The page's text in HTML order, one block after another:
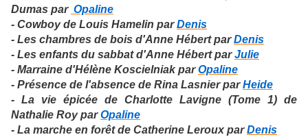
Dumas par Opaline
- Cowboy de Louis Hamelin parDenis
- Les chambres de bois d'Anne Hébert parDenis
- Les enfants du sabbat d'Anne Hébert parJulie
- Marraine d'Hélène Koscielniak parOpaline
- Présence de l'absence de Rina Lasnier parHeide
- La vie épicée de Charlotte Lavigne (Tome 1) de
Nathalie Roy parOpaline
- La marche en forêt de Catherine Leroux parDenis